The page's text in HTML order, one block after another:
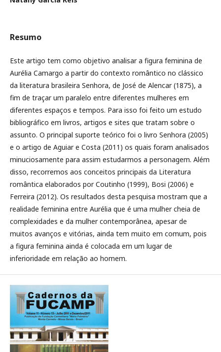
Resumo
Este artigo tem como objetivo analisar a figura feminina de
Aurélia Camargo a partir do contexto romântico no clássico
da literatura brasileira Senhora, de José de Alencar (1875), a
fim de traçar um paralelo entre diferentes mulheres em
diferentes espaços e tempos. Para isso foi feito um estudo
bibliográfico em livros, artigos e sites que tratam sobre o
assunto. O principal suporte teórico foi o livro Senhora (2005)
e o artigo de Aguiar e Costa (2011) os quais foram analisados
minuciosamente para assim estudarmos a personagem. Além
disso, recorremos aos conceitos principais da Literatura
romântica elaborados por Coutinho (1999), Bosi (2006) e
Ferreira (2012). Os resultados desta pesquisa mostram que a
realidade feminina entre Aurélia que é uma mulher cheia de
complexidades e da mulher contemporânea, apesar de
muitos avanços e vitórias, ainda tem muito em comum, pois
a figura feminina ainda é colocada em um lugar de
inferioridade em relação ao homem.